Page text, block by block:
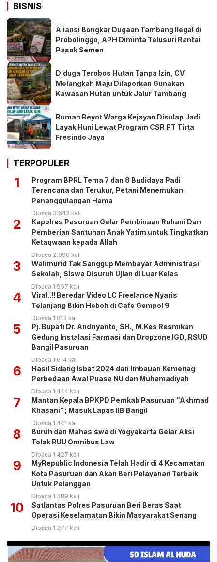
BISNIS
Aliansi Bongkar Dugaan Tambang Ilegal di
Probolinggo, APH Diminta Telusuri Rantai
Pasok Semen
Diduga Terobos Hutan Tanpa Izin, CV
Melangkah Maju Dilaporkan Gunakan
Kawasan Hutan untuk Jalur Tambang
Rumah Reyot Warga Kejayan Disulap Jadi
Layak Huni Lewat Program CSR PT Tirta
Fresindo Jaya
TERPOPULER
1
Program BPRL Tema 7 dan 8 Budidaya Padi
Terencana dan Terukur, Petani Menemukan
Penanggulangan Hama
Dibaca 3.642 kali
2
Kapolres Pasuruan Gelar Pembinaan Rohani Dan
Pemberian Santunan Anak Yatim untuk Tingkatkan
Ketaqwaan kepada Allah
Dibaca 2.090 kali
3
Walimurid Tak Sanggup Membayar Administrasi
Sekolah, Siswa Disuruh Ujian di Luar Kelas
Dibaca 1.957 kali
4
Viral..!! Beredar Video LC Freelance Nyaris
Telanjang Bikin Heboh di Cafe Gempol 9
Dibaca 1.813 kali
5
Pj. Bupati Dr. Andriyanto, SH., M.Kes Resmikan
Gedung Instalasi Farmasi dan Dropzone IGD, RSUD
Bangil Pasuruan
Dibaca 1.614 kali
6
Hasil Sidang Isbat 2024 dan Imbauan Kemenag
Perbedaan Awal Puasa NU dan Muhamadiyah
Dibaca 1.444 kali
7
Mantan Kepala BPKPD Pemkab Pasuruan “Akhmad
Khasani” ; Masuk Lapas IIB Bangil
Dibaca 1.441 kali
8
Buruh dan Mahasiswa di Yogyakarta Gelar Aksi
Tolak RUU Omnibus Law
Dibaca 1.427 kali
9
MyRepublic Indonesia Telah Hadir di 4 Kecamatan
Kota Pasuruan dan Akan Beri Pelayanan Terbaik
Untuk Pelanggan
Dibaca 1.389 kali
10
Satlantas Polres Pasuruan Beri Beras Saat
Operasi Keselamatan Bikin Masyarakat Senang
Dibaca 1.377 kali